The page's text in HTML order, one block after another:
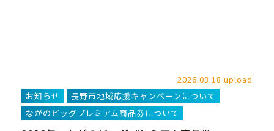
2026.03.18 upload
お知らせ
長野市地域応援キャンペーンについて
ながのビッグプレミアム商品券について